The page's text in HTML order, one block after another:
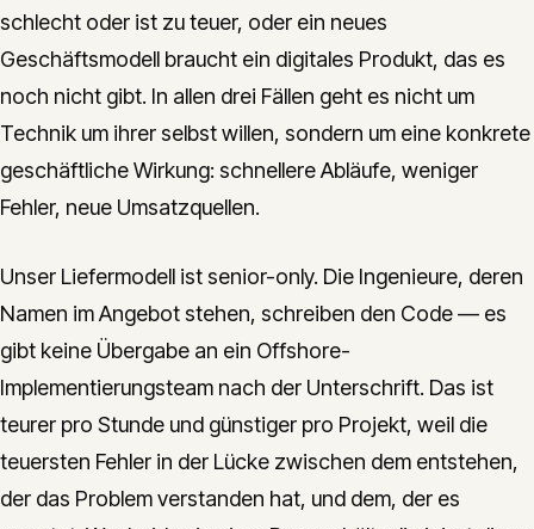
schlecht oder ist zu teuer, oder ein neues
Geschäftsmodell braucht ein digitales Produkt, das es
noch nicht gibt. In allen drei Fällen geht es nicht um
Technik um ihrer selbst willen, sondern um eine konkrete
geschäftliche Wirkung: schnellere Abläufe, weniger
Fehler, neue Umsatzquellen.
Unser Liefermodell ist senior-only. Die Ingenieure, deren
Namen im Angebot stehen, schreiben den Code — es
gibt keine Übergabe an ein Offshore-
Implementierungsteam nach der Unterschrift. Das ist
teurer pro Stunde und günstiger pro Projekt, weil die
teuersten Fehler in der Lücke zwischen dem entstehen,
der das Problem verstanden hat, und dem, der es